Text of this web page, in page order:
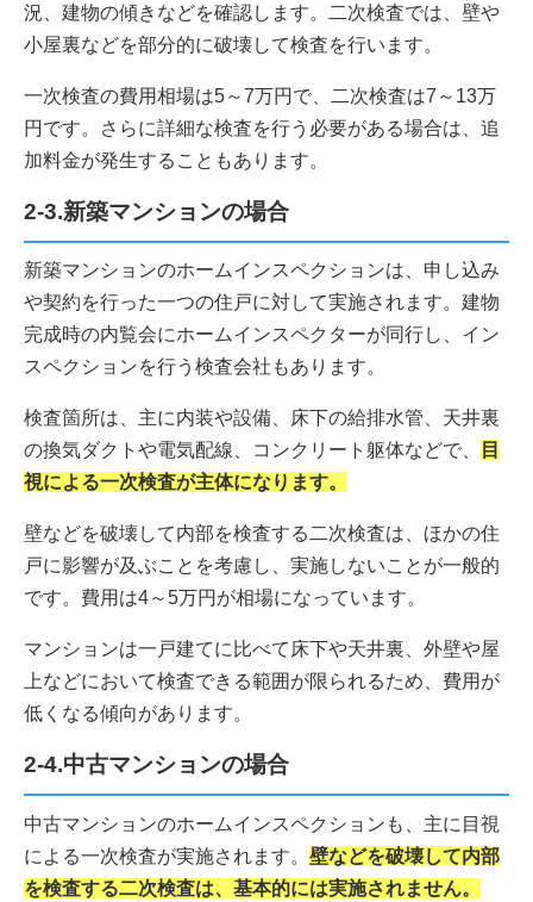
況、建物の傾きなどを確認します。二次検査では、壁や
小屋裏などを部分的に破壊して検査を行います。
一次検査の費用相場は5～7万円で、二次検査は7～13万
円です。さらに詳細な検査を行う必要がある場合は、追
加料金が発生することもあります。
2-3.新築マンションの場合
新築マンションのホームインスペクションは、申し込み
や契約を行った一つの住戸に対して実施されます。建物
完成時の内覧会にホームインスペクターが同行し、イン
スペクションを行う検査会社もあります。
検査箇所は、主に内装や設備、床下の給排水管、天井裏
の換気ダクトや電気配線、コンクリート躯体などで、
目
視による一次検査が主体になります。
壁などを破壊して内部を検査する二次検査は、ほかの住
戸に影響が及ぶことを考慮し、実施しないことが一般的
です。費用は4～5万円が相場になっています。
マンションは一戸建てに比べて床下や天井裏、外壁や屋
上などにおいて検査できる範囲が限られるため、費用が
低くなる傾向があります。
2-4.中古マンションの場合
中古マンションのホームインスペクションも、主に目視
による一次検査が実施されます。 壁などを破壊して内部
を検査する二次検査は、基本的には実施されません。